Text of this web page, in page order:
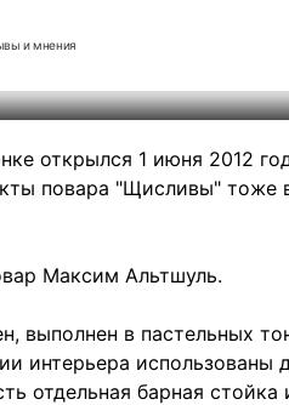
и мнения
открылся 1 июня 2012
повара "Щисливы" тоже
Максим Альтшуль.
выполнен в пастельных
интерьера использованы
отдельная барная